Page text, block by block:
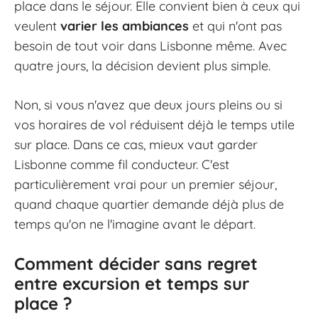
place dans le séjour. Elle convient bien à ceux qui
veulent varier les ambiances et qui n'ont pas
besoin de tout voir dans Lisbonne même. Avec
quatre jours, la décision devient plus simple.
Non, si vous n'avez que deux jours pleins ou si
vos horaires de vol réduisent déjà le temps utile
sur place. Dans ce cas, mieux vaut garder
Lisbonne comme fil conducteur. C'est
particulièrement vrai pour un premier séjour,
quand chaque quartier demande déjà plus de
temps qu'on ne l'imagine avant le départ.
Comment décider sans regret
entre excursion et temps sur
place ?